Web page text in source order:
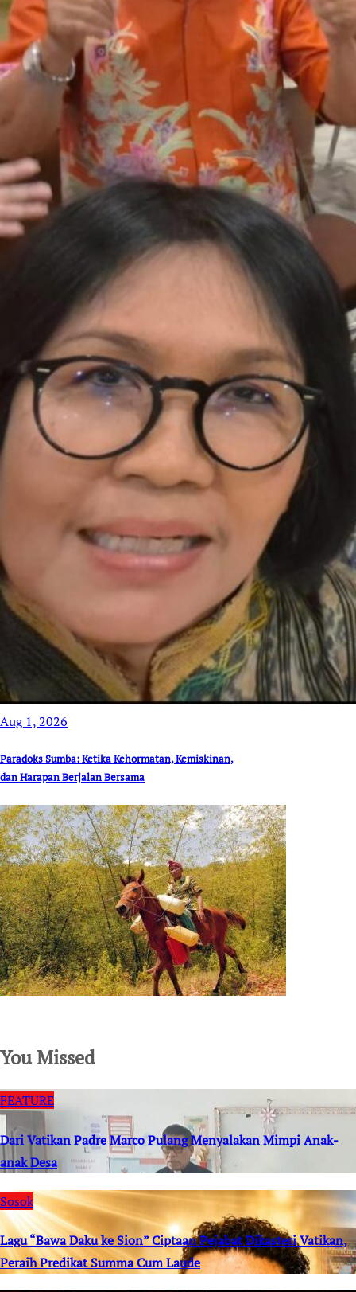
Aug 1, 2026
Paradoks Sumba: Ketika Kehormatan, Kemiskinan,
dan Harapan Berjalan Bersama
You Missed
FEATURE
Dari Vatikan Padre Marco Pulang Menyalakan Mimpi Anak-
anak Desa
Sosok
Lagu “Bawa Daku ke Sion” Ciptaan Pejabat Dikasteri Vatikan,
Peraih Predikat Summa Cum Laude